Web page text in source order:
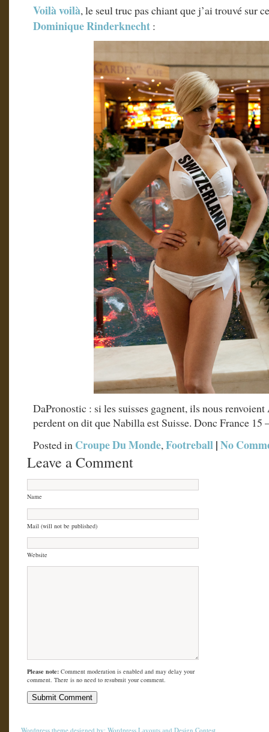
Voilàvoilà, le seul truc pas chiant que j’ai trouvé sur
DominiqueRinderknecht :
DaPronostic : si les suisses gagnent, ils nous renvoient
perdent on dit que Nabilla est Suisse. Donc France 15
Posted in Croupe Du Monde,Footreball|No
Leave a Comment
Name
Mail (will not be published)
Website
Please note: Comment moderation is enabled and may delay your
comment. There is no need to resubmit your comment.
Wordpress theme designed by: Wordpress Layouts and Design Contest